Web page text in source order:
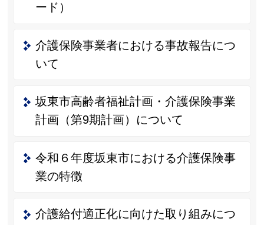
ード）
介護保険事業者における事故報告につ
いて
坂東市高齢者福祉計画・介護保険事業
計画（第9期計画）について
令和６年度坂東市における介護保険事
業の特徴
介護給付適正化に向けた取り組みにつ